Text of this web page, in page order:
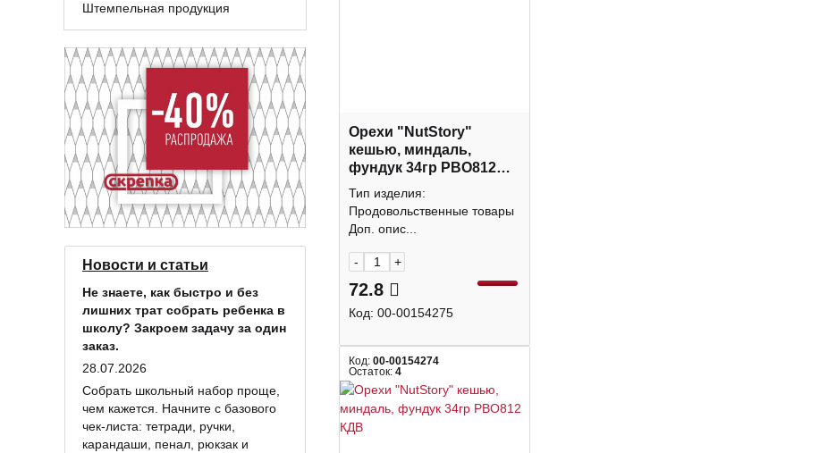
Штемпельная продукция
Новости и статьи
Не знаете, как быстро и без
лишних трат собрать ребенка в
школу? Закроем задачу за один
заказ.
28.07.2026
Собрать школьный набор проще,
чем кажется. Начните с базового
чек-листа: тетради, ручки,
карандаши, пенал, рюкзак и
Орехи "NutStory"
кешью, миндаль,
фундук 34гр РВО812
КДВ
Тип изделия:
Продовольственные товары
Доп. опис...
- +
72.8
Код: 00-00154275
Код: 00-00154274
Остаток: 4